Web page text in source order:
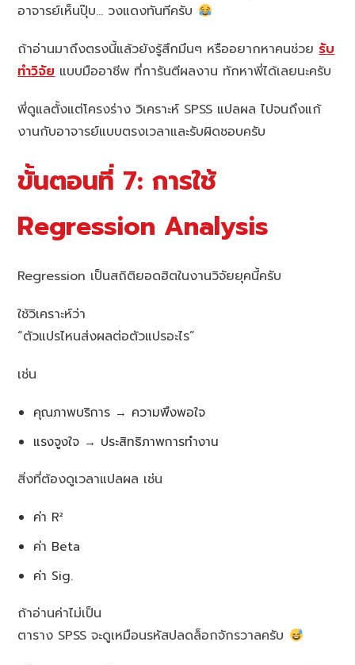
อาจารย์เห็นปุ๊บ… วงแดงทันทีครับ
ถ้าอ่านมาถึงตรงนี้แล้วยังรู้สึกมึนๆ หรืออยากหาคนช่วยรับ
ทำวิจัยแบบมืออาชีพ ที่การันตีผลงาน ทักหาพี่ได้เลยนะครับ
พี่ดูแลตั้งแต่โครงร่าง วิเคราะห์ SPSS แปลผล ไปจนถึงแก้
งานกับอาจารย์แบบตรงเวลาและรับผิดชอบครับ
ขั้นตอนที่ 7: การใช้
Regression Analysis
Regression เป็นสถิติยอดฮิตในงานวิจัยยุคนี้ครับ
ใช้วิเคราะห์ว่า
“ตัวแปรไหนส่งผลต่อตัวแปรอะไร”
เช่น
คุณภาพบริการ → ความพึงพอใจ
แรงจูงใจ → ประสิทธิภาพการทำงาน
สิ่งที่ต้องดูเวลาแปลผล เช่น
ค่า R²
ค่า Beta
ค่า Sig.
ถ้าอ่านค่าไม่เป็น
ตาราง SPSS จะดูเหมือนรหัสปลดล็อกจักรวาลครับ